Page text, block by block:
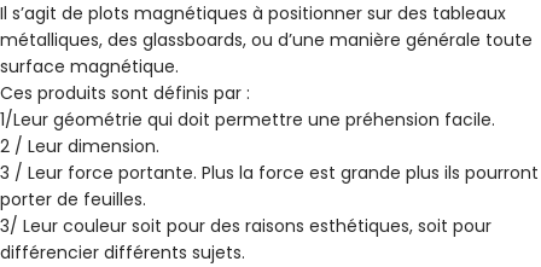
Il s’agit de plots magnétiques à positionner sur des tableaux
métalliques, des glassboards, ou d’une manière générale toute
surface magnétique.
Ces produits sont définis par :
1/Leur géométrie qui doit permettre une préhension facile.
2 / Leur dimension.
3 / Leur force portante. Plus la force est grande plus ils pourront
porter de feuilles.
3/ Leur couleur soit pour des raisons esthétiques, soit pour
différencier différents sujets.